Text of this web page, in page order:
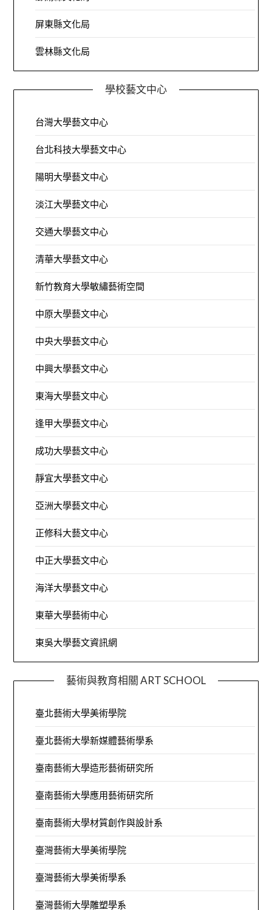
屏東縣文化局
雲林縣文化局
學校藝文中心
台灣大學藝文中心
台北科技大學藝文中心
陽明大學藝文中心
淡江大學藝文中心
交通大學藝文中心
清華大學藝文中心
新竹教育大學敏繡藝術空間
中原大學藝文中心
中央大學藝文中心
中興大學藝文中心
東海大學藝文中心
逢甲大學藝文中心
成功大學藝文中心
靜宜大學藝文中心
亞洲大學藝文中心
正修科大藝文中心
中正大學藝文中心
海洋大學藝文中心
東華大學藝術中心
東吳大學藝文資訊網
藝術與教育相關 ART SCHOOL
臺北藝術大學美術學院
臺北藝術大學新媒體藝術學系
臺南藝術大學造形藝術研究所
臺南藝術大學應用藝術研究所
臺南藝術大學材質創作與設計系
臺灣藝術大學美術學院
臺灣藝術大學美術學系
臺灣藝術大學雕塑學系